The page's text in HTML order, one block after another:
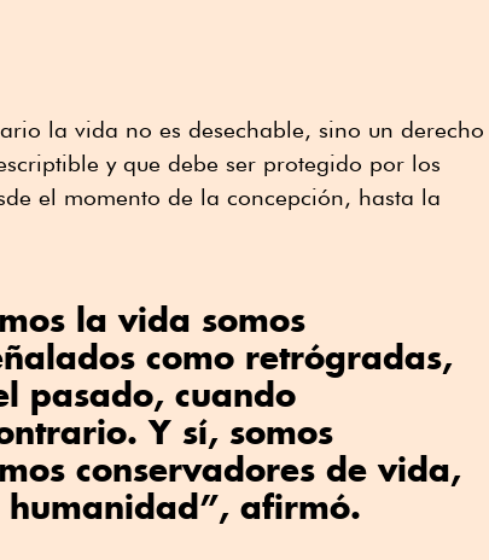
la vida no es desechable, sino un derecho
y que debe ser protegido por los
el momento de la concepción, hasta la
la vida somos
como retrógradas,
pasado, cuando
Y sí, somos
conservadores de vida,
afirmó.